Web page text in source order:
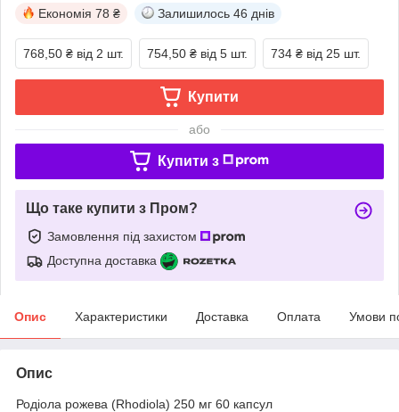
Економія 78 ₴ Залишилось 46 днів
768,50 ₴ від 2 шт. 754,50 ₴ від 5 шт. 734 ₴ від 25 шт.
Купити
або
Купити з
Що таке купити з Пром?
Замовлення під захистом
Доступна доставка
Опис Характеристики Доставка Оплата Умови
Опис
Родіола рожева (Rhodiola) 250 мг 60 капсул